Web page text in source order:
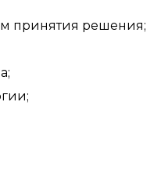
принятия решения;